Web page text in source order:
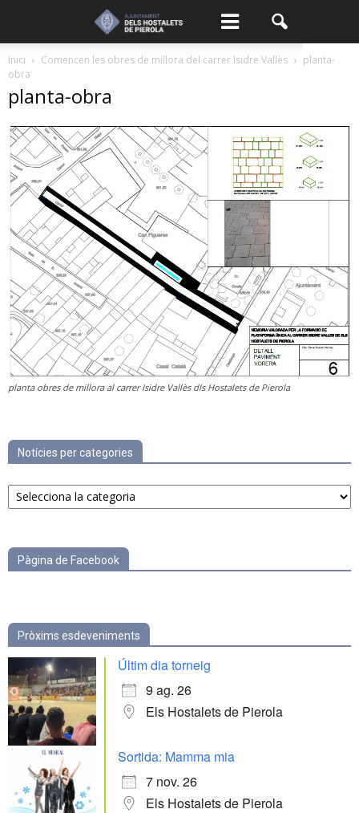
Inici Comencen les obres de millora del carrer Isidre Vallès
planta-
obra
planta-obra
planta obres de millora al carrer Isidre Vallès dls Hostalets de Pierola
Notícies per categories
Notícies
per
Pàgina de Facebook
Pròxims esdeveniments
Últim dia torneig
9 ag. 26
Els Hostalets de Pierola
Sortida: Mamma mia
7 nov. 26
Els Hostalets de Pierola